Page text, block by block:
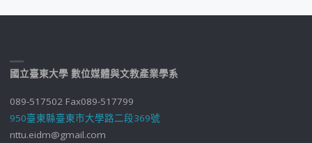
國立臺東大學 數位媒體與文教產業學系
089-517502 Fax089-517799
950臺東縣臺東市大學路二段369號
nttu.eidm@gmail.com